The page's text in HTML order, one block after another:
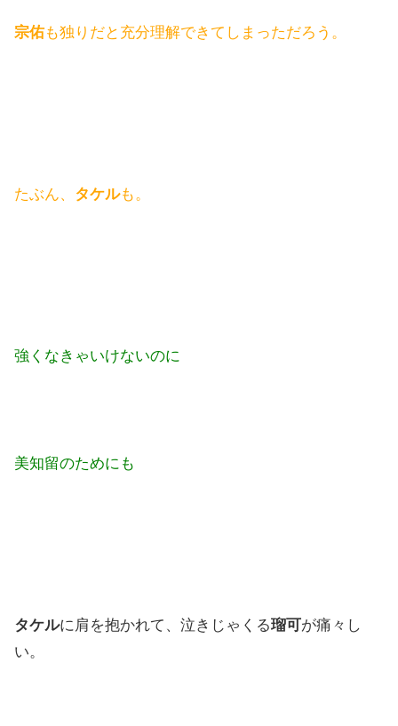
宗佑も独りだと充分理解できてしまっただろう。
たぶん、 タケルも。
強くなきゃいけないのに
美知留のためにも
タケルに肩を抱かれて、泣きじゃくる瑠可が痛々し
い。